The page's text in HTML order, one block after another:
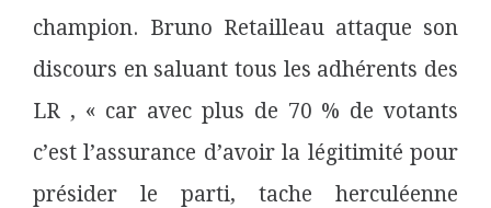
champion. Bruno Retailleau attaque son
discours en saluant tous les adhérents des
LR , « car avec plus de 70 % de votants
c’est l’assurance d’avoir la légitimité pour
présider le parti, tache herculéenne